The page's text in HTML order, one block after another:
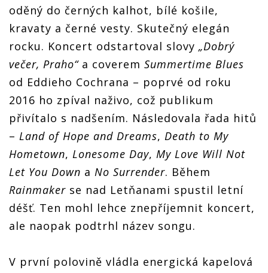
oděný do černých kalhot, bílé košile,
kravaty a černé vesty. Skutečný elegán
rocku. Koncert odstartoval slovy „Dobrý
večer, Praho“a coverem Summertime Blues
od Eddieho Cochrana – poprvé od roku
2016 ho zpíval naživo, což publikum
přivítalo s nadšením. Následovala řada hitů
– Land of Hope and Dreams, Death to My
Hometown, Lonesome Day, My Love Will Not
Let You Down a No Surrender. Během
Rainmaker se nad Letňanami spustil letní
déšť. Ten mohl lehce znepříjemnit koncert,
ale naopak podtrhl název songu.
V první polovině vládla energická kapelová